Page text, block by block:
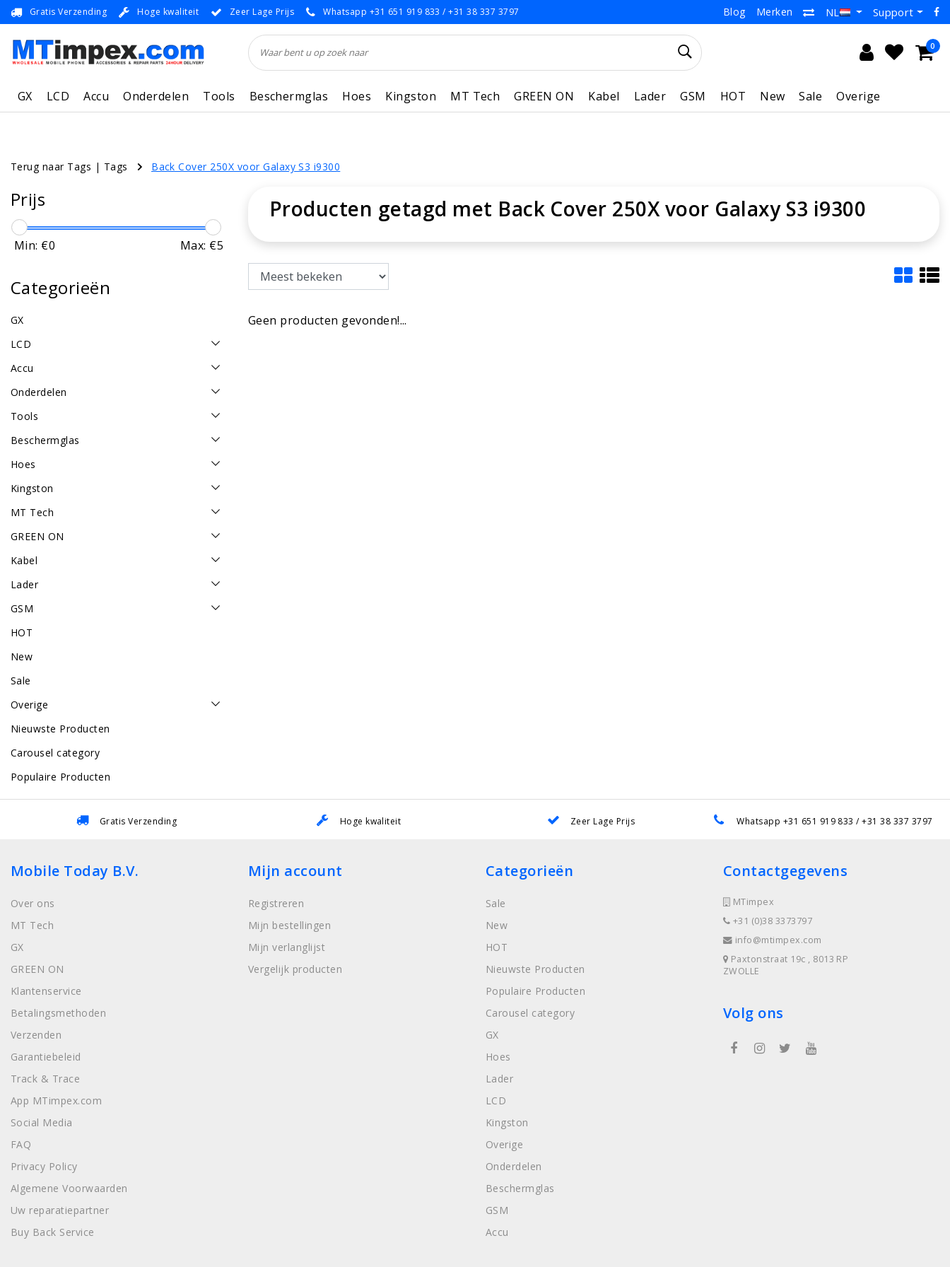
Gratis Verzending Hoge kwaliteit Zeer Lage Prijs Whatsapp +31 651 919 833 / +31 38 337 3797 Blog Merken NL Support
0
GX LCD Accu Onderdelen Tools Beschermglas Hoes Kingston MT Tech GREEN ON Kabel Lader GSM HOT New Sale Overige
Terug naar Tags | Tags Back Cover 250X voor Galaxy S3 i9300
Prijs
Min: €0 Max: €5
Categorieën
GX
LCD
Accu
Onderdelen
Tools
Beschermglas
Hoes
Kingston
MT Tech
GREEN ON
Kabel
Lader
GSM
HOT
New
Sale
Overige
Nieuwste Producten
Carousel category
Populaire Producten
Producten getagd met Back Cover 250X voor Galaxy S3 i9300
Geen producten gevonden!...
Gratis Verzending Hoge kwaliteit Zeer Lage Prijs Whatsapp +31 651 919 833 / +31 38 337 3797
Mobile Today B.V.
Over ons
MT Tech
GX
GREEN ON
Klantenservice
Betalingsmethoden
Verzenden
Garantiebeleid
Track & Trace
App MTimpex.com
Social Media
FAQ
Privacy Policy
Algemene Voorwaarden
Uw reparatiepartner
Buy Back Service
Mijn account
Registreren
Mijn bestellingen
Mijn verlanglijst
Vergelijk producten
Categorieën
Sale
New
HOT
Nieuwste Producten
Populaire Producten
Carousel category
GX
Hoes
Lader
LCD
Kingston
Overige
Onderdelen
Beschermglas
GSM
Accu
Contactgegevens
MTimpex
+31 (0)38 3373797
info@mtimpex.com
Paxtonstraat 19c , 8013 RP
ZWOLLE
Volg ons